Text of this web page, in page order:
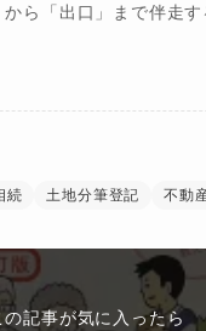
ら「出口」まで伴走
続 土地分筆登記 不動
の記事が気に入ったら